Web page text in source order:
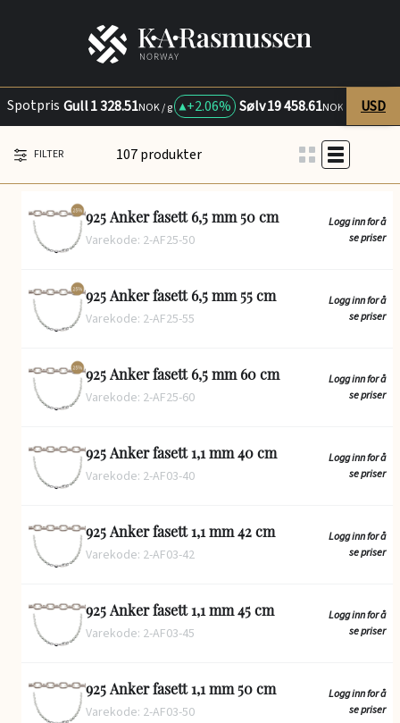
Spotpris Gull1 328.51NOK / g +2.06% Sølv19 458.61NOK / kg +
USD
FILTER 107 produkter
925 Anker fasett 6,5 mm 50 cm
Varekode: 2-AF25-50
Logg inn for å
se priser
925 Anker fasett 6,5 mm 55 cm
Varekode: 2-AF25-55
Logg inn for å
se priser
925 Anker fasett 6,5 mm 60 cm
Varekode: 2-AF25-60
Logg inn for å
se priser
925 Anker fasett 1,1 mm 40 cm
Varekode: 2-AF03-40
Logg inn for å
se priser
925 Anker fasett 1,1 mm 42 cm
Varekode: 2-AF03-42
Logg inn for å
se priser
925 Anker fasett 1,1 mm 45 cm
Varekode: 2-AF03-45
Logg inn for å
se priser
925 Anker fasett 1,1 mm 50 cm
Varekode: 2-AF03-50
Logg inn for å
se priser